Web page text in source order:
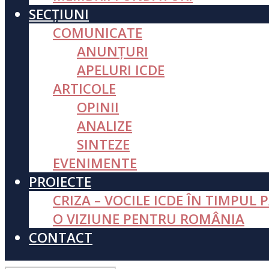
SECȚIUNI
COMUNICATE
ANUNȚURI
APELURI ICDE
ARTICOLE
OPINII
ANALIZE
SINTEZE
EVENIMENTE
PROIECTE
CRIZA – VOCILE ICDE ÎN TIMPUL
O VIZIUNE PENTRU ROMÂNIA
CONTACT